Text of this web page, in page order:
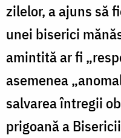
zilelor, a ajuns să
unei biserici
amintită ar fi
asemenea
salvarea întregii
prigoană a